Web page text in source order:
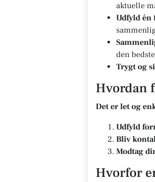
aktuelle
Udfyld én
den
Trygt og
Hvordan
Det er let og
Udfyld
Bliv
Modtag
Hvorfor